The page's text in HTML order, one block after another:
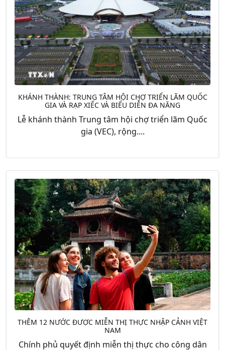
KHÁNH THÀNH: TRUNG TÂM HỘI CHỢ TRIỂN LÃM QUỐC
GIA VÀ RẠP XIẾC VÀ BIỂU DIỄN ĐA NĂNG
Lễ khánh thành Trung tâm hội chợ triển lãm Quốc
gia (VEC), rộng....
THÊM 12 NƯỚC ĐƯỢC MIỄN THỊ THỰC NHẬP CẢNH VIỆT
NAM
Chính phủ quyết định miễn thị thực cho công dân